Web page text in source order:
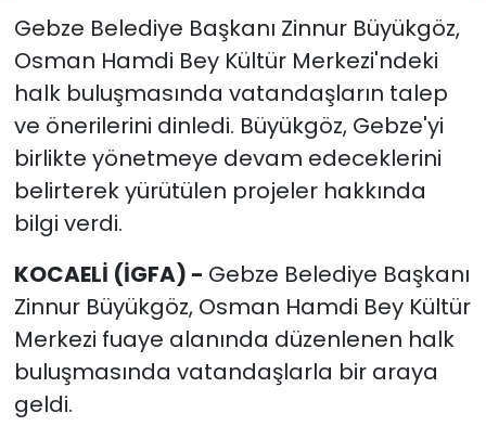
Gebze Belediye Başkanı Zinnur Büyükgöz,
Osman Hamdi Bey Kültür Merkezi'ndeki
halk buluşmasında vatandaşların talep
ve önerilerini dinledi. Büyükgöz, Gebze'yi
birlikte yönetmeye devam edeceklerini
belirterek yürütülen projeler hakkında
bilgi verdi.
KOCAELİ (İGFA) - Gebze Belediye Başkanı
Zinnur Büyükgöz, Osman Hamdi Bey Kültür
Merkezi fuaye alanında düzenlenen halk
buluşmasında vatandaşlarla bir araya
geldi.